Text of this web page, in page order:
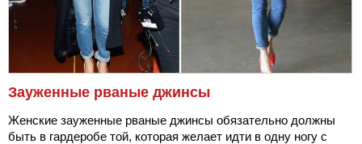
Зауженные рваные джинсы
Женские зауженные рваные джинсы обязательно должны
быть в гардеробе той, которая желает идти в одну ногу с